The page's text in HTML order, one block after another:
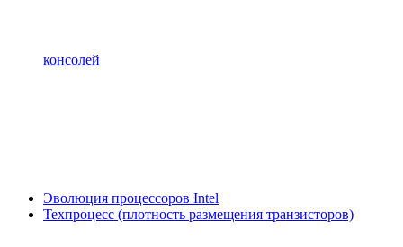
консолей
Эволюция процессоров Intel
Техпроцесс (плотность размещения транзисторов)